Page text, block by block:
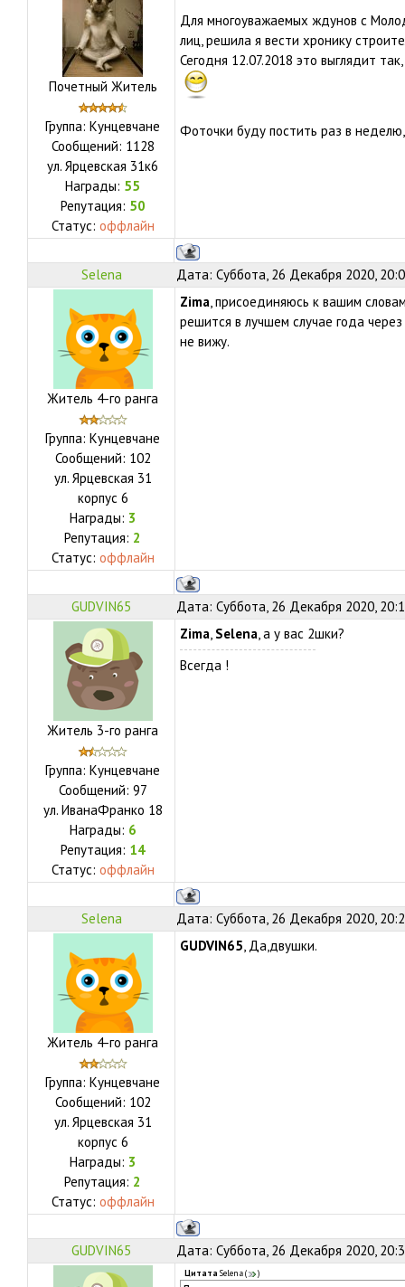
Почетный Житель
Группа: Кунцевчане
Сообщений: 1128
ул. Ярцевская 31к6
Награды: 55
Репутация: 50
Статус: оффлайн
Для многоуважаемых ждунов с
лиц, решила я вести хронику
Сегодня 12.07.2018 это выглядит
Фоточки буду постить раз в
Selena Дата: Суббота, 26 Декабря 2020,
Житель 4-го ранга
Группа: Кунцевчане
Сообщений: 102
ул. Ярцевская 31
корпус 6
Награды: 3
Репутация: 2
Статус: оффлайн
Zima, присоединяюсь к вашим
решится в лучшем случае года
не вижу.
GUDVIN65 Дата: Суббота, 26 Декабря 2020,
Житель 3-го ранга
Группа: Кунцевчане
Сообщений: 97
ул. ИванаФранко 18
Награды: 6
Репутация: 14
Статус: оффлайн
Zima, Selena, а у вас 2шки?
Всегда !
Selena Дата: Суббота, 26 Декабря 2020,
Житель 4-го ранга
Группа: Кунцевчане
Сообщений: 102
ул. Ярцевская 31
корпус 6
Награды: 3
Репутация: 2
Статус: оффлайн
GUDVIN65, Да,двушки.
GUDVIN65 Дата: Суббота, 26 Декабря 2020,
Цитата Selena( )